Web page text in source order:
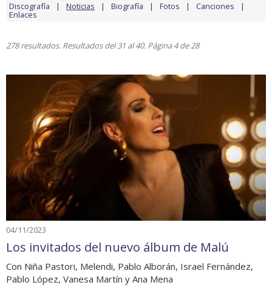
Discografía Noticias Biografía Fotos Canciones
Enlaces
278 resultados. Resultados del 31 al 40. Página 4 de 28
04/11/2023
Los invitados del nuevo álbum de Malú
Con Niña Pastori, Melendi, Pablo Alborán, Israel Fernández,
Pablo López, Vanesa Martín y Ana Mena